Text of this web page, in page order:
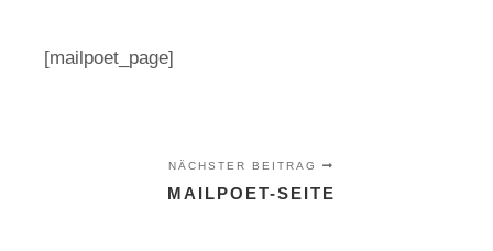
[mailpoet_page]
NÄCHSTER BEITRAG
MAILPOET-SEITE